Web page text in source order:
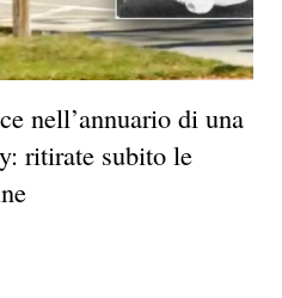
nell’annuario di una
ritirate subito le